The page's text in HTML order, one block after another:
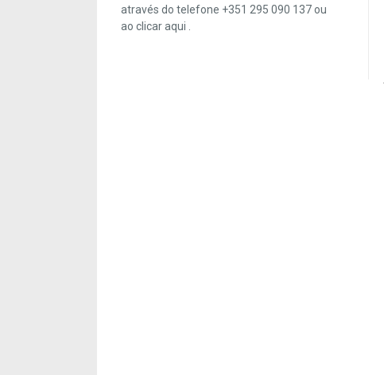
através do telefone +351 295 090 137 ou
ao clicaraqui